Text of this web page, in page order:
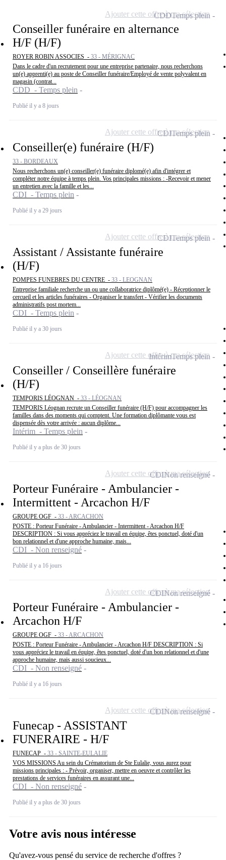
Conseiller funéraire en alternance
H/F (H/F)
ROYER ROBIN ASSOCIES - 33 - MÉRIGNAC
Dans le cadre d'un recrutement pour une entreprise partenaire, nous recherchons
un(e) apprenti(e) au poste de Conseiller funéraire/Employé de vente polyvalent en
magasin (contrat...
CDD - Temps plein
Publié il y a 8 jours
CDDTemps plein
Ajouter cette offre à ma sélection
Conseiller(e) funéraire (H/F)
33 - BORDEAUX
Nous recherchons un(e) conseiller(e) funéraire diplomé(e) afin d'intégrer et
compléter notre équipe à temps plein. Vos principales missions : -Recevoir et mener
un entretien avec la famille et les...
CDI - Temps plein
Publié il y a 29 jours
CDITemps plein
Ajouter cette offre à ma sélection
Assistant / Assistante funéraire
(H/F)
POMPES FUNEBRES DU CENTRE - 33 - LEOGNAN
Entreprise familiale recherche un ou une collaboratrice diplômé(e) - Réceptionner le
cercueil et les articles funéraires - Organiser le transfert - Vérifier les documents
administratifs post mortem...
CDI - Temps plein
Publié il y a 30 jours
CDITemps plein
Ajouter cette offre à ma sélection
Conseiller / Conseillère funéraire
(H/F)
TEMPORIS LÉOGNAN - 33 - LÉOGNAN
TEMPORIS Léognan recrute un Conseiller funéraire (H/F) pour accompagner les
familles dans des moments qui comptent. Une formation diplômante vous est
dispensée dès votre arrivée : aucun diplôme...
Intérim - Temps plein
Publié il y a plus de 30 jours
IntérimTemps plein
Ajouter cette offre à ma sélection
Porteur Funéraire - Ambulancier -
Intermittent - Arcachon H/F
GROUPE OGF - 33 - ARCACHON
POSTE : Porteur Funéraire - Ambulancier - Intermittent - Arcachon H/F
DESCRIPTION : Si vous appréciez le travail en équipe, êtes ponctuel, doté d'un
bon relationnel et d'une approche humaine, mais...
CDI - Non renseigné
Publié il y a 16 jours
CDINon renseigné
Ajouter cette offre à ma sélection
Porteur Funéraire - Ambulancier -
Arcachon H/F
GROUPE OGF - 33 - ARCACHON
POSTE : Porteur Funéraire - Ambulancier - Arcachon H/F DESCRIPTION : Si
vous appréciez le travail en équipe, êtes ponctuel, doté d'un bon relationnel et d'une
approche humaine, mais aussi soucieux...
CDI - Non renseigné
Publié il y a 16 jours
CDINon renseigné
Ajouter cette offre à ma sélection
Funecap - ASSISTANT
FUNERAIRE - H/F
FUNECAP - 33 - SAINTE-EULALIE
VOS MISSIONS Au sein du Crématorium de Ste Eulalie, vous aurez pour
missions principales : - Prévoir, organiser, mettre en oeuvre et contrôler les
prestations de services funéraires en assurant une...
CDI - Non renseigné
Publié il y a plus de 30 jours
CDINon renseigné
Ajouter cette offre à ma sélection
Votre avis nous intéresse
Qu'avez-vous pensé du service de recherche d'offres ?